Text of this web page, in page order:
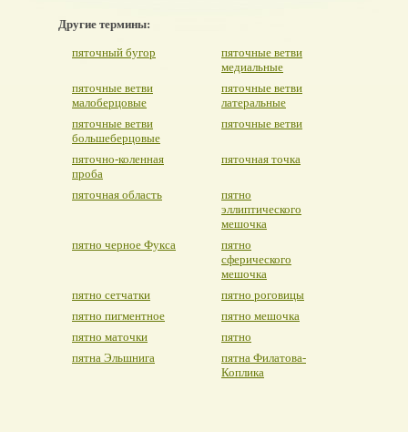
Другие термины:
пяточный бугор
пяточные ветви
медиальные
пяточные ветви
малоберцовые
пяточные ветви
латеральные
пяточные ветви
большеберцовые
пяточные ветви
пяточно-коленная
проба
пяточная точка
пяточная область
пятно
эллиптического
мешочка
пятно черное Фукса
пятно
сферического
мешочка
пятно сетчатки
пятно роговицы
пятно пигментное
пятно мешочка
пятно маточки
пятно
пятна Эльшнига
пятна Филатова-
Коплика